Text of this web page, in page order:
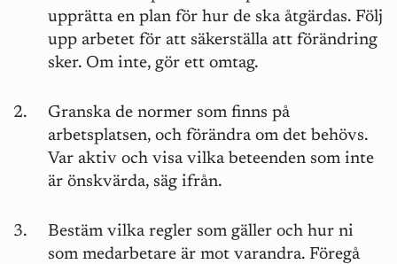
upprätta en plan för hur de ska åtgärdas. Följ
upp arbetet för att säkerställa att förändring
sker. Om inte, gör ett omtag.
Granska de normer som finns på
arbetsplatsen, och förändra om det behövs.
Var aktiv och visa vilka beteenden som inte
är önskvärda, säg ifrån.
Bestäm vilka regler som gäller och hur ni
som medarbetare är mot varandra. Föregå